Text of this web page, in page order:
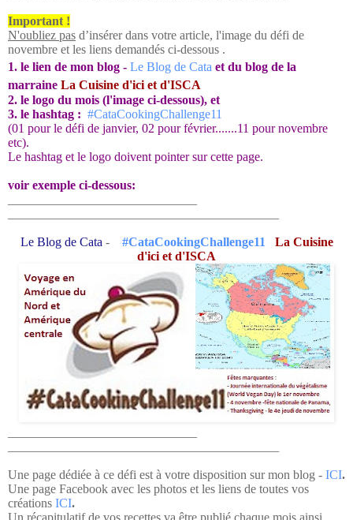
Important !
N'oubliez pas d’insérer dans votre article, l'image du défi de
novembre et les liens demandés ci-dessous .
1. le lien de mon blog - Le Blog de Cata et du blog de la
marraine La Cuisine d'ici et d'ISCA
2. le logo du mois (l'image ci-dessous), et
3. le hashtag : #CataCookingChallenge11
(01 pour le défi de janvier, 02 pour février.......11 pour novembre
etc).
Le hashtag et le logo doivent pointer sur cette page.
voir exemple ci-dessous:
Le Blog de Cata - #CataCookingChallenge11 La Cuisine
d'ici et d'ISCA
Une page dédiée à ce défi est à votre disposition sur mon blog - ICI.
Une page Facebook avec les photos et les liens de toutes vos
créations ICI.
Un récapitulatif de vos recettes va être publié chaque mois ainsi